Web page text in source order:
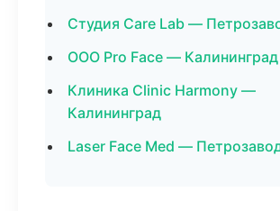
Студия Care Lab —
ООО Pro Face — Калининград
Клиника Clinic Harmony —
Калининград
Laser Face Med —